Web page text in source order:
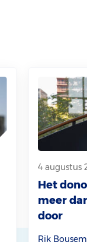
4 augustus
Het
meer
door
Rik